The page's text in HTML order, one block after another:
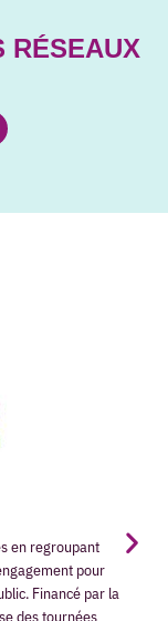
RÉSEAUX
en regroupant
pour
Financé par la
des tournées